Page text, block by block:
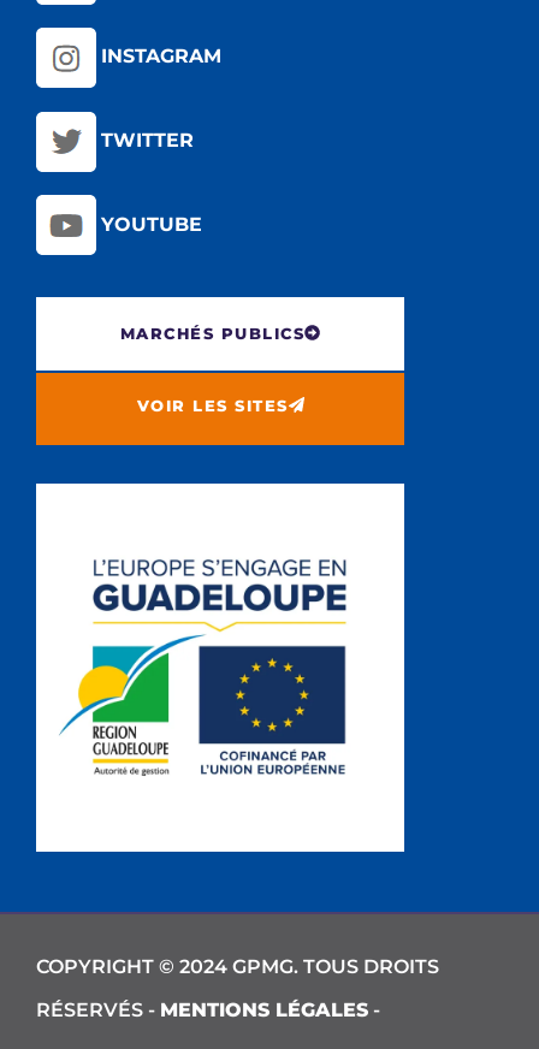
INSTAGRAM
TWITTER
YOUTUBE
MARCHÉS PUBLICS
VOIR LES SITES
COPYRIGHT © 2024 GPMG. TOUS DROITS
RÉSERVÉS - MENTIONS LÉGALES -